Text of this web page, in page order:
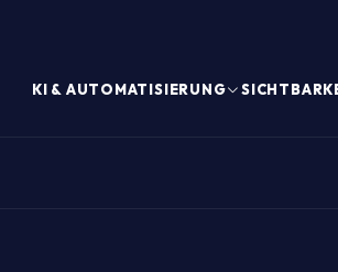
KI & AUTOMATISIERUNG